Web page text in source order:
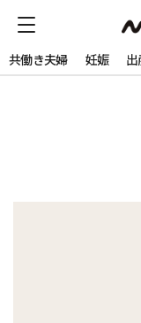
共働き夫婦 妊娠